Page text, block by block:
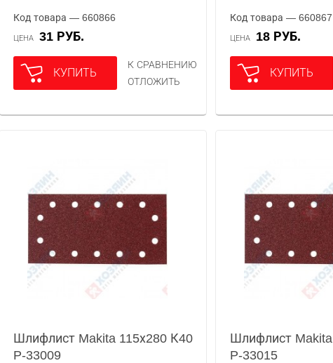
Код товара — 660866
ЦЕНА 31 РУБ.
КУПИТЬ
К СРАВНЕНИЮ
ОТЛОЖИТЬ
Код товара — 660867
ЦЕНА 18 РУБ.
КУПИТЬ
Шлифлист Makita 115х280 К40
P-33009
Шлифлист
P-33015